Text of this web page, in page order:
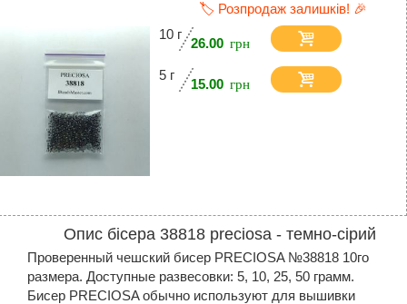
🏷️ Розпродаж залишків! 🎉
10 г
26.00
5 г
15.00
Опис бісера 38818 preciosa - темно-сірий
Проверенный чешский бисер PRECIOSA №38818 10го
размера. Доступные развесовки: 5, 10, 25, 50 грамм.
Бисер PRECIOSA обычно используют для вышивки